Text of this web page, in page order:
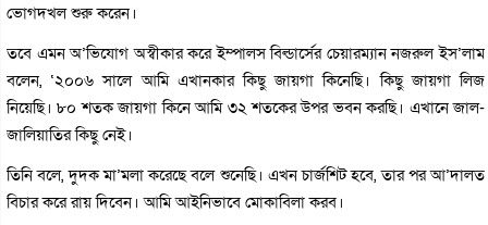
ভোগদখল শুরু করেন।
তবে এমন অ’ভিযোগ অস্বীকার করে ইম্পালস বিল্ডার্সের চেয়ারম্যান নজরুল ইস’লাম
বলেন, ‘২০০৬ সালে আমি এখানকার কিছু জায়গা কিনেছি। কিছু জায়গা লিজ
নিয়েছি। ৮০ শতক জায়গা কিনে আমি ৩২ শতকের উপর ভবন করছি। এখানে জাল-
জালিয়াতির কিছু নেই।
তিনি বলে, দুদক মা’মলা করেছে বলে শুনেছি। এখন চার্জশিট হবে, তার পর আ’দালত
বিচার করে রায় দিবেন। আমি আইনিভাবে মোকাবিলা করব।